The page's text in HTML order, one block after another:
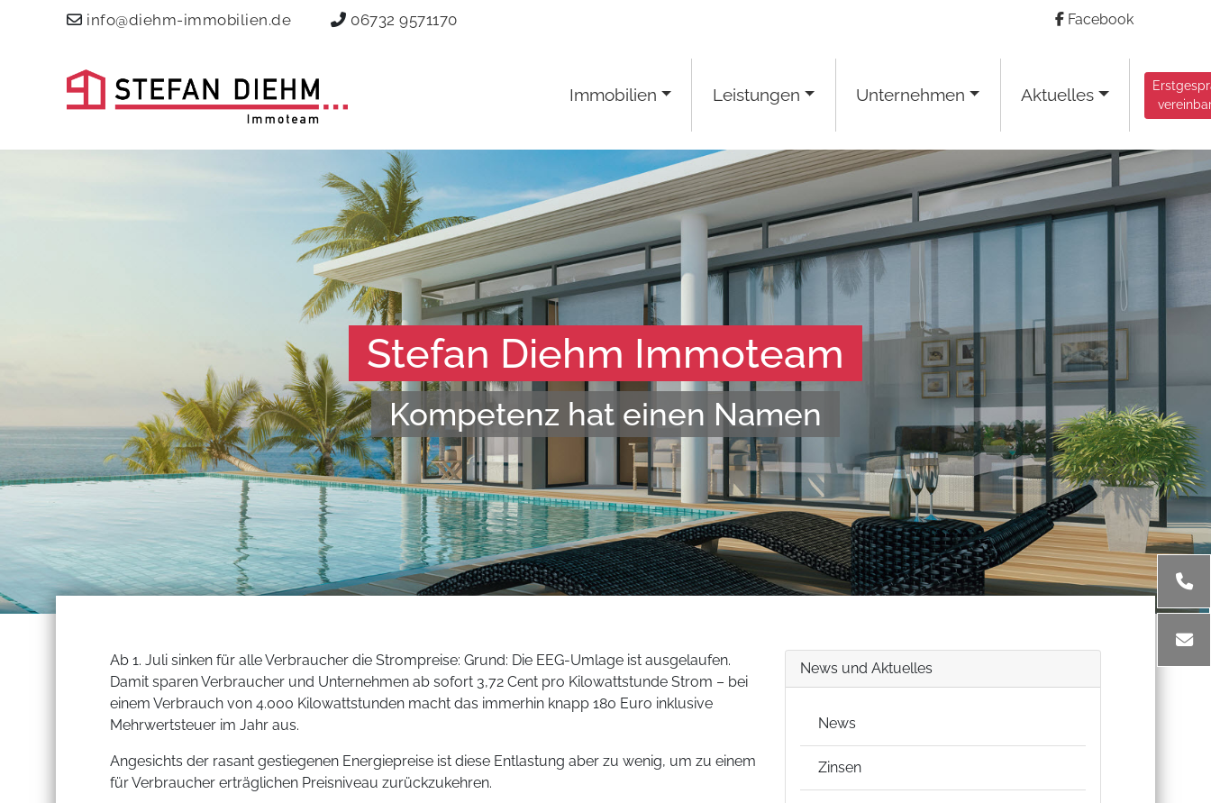
info@diehm-immobilien.de 06732 9571170 Facebook
Immobilien Leistungen Unternehmen Aktuelles
Stefan Diehm Immoteam
Kompetenz hat einen Namen
Ab 1. Juli sinken für alle Verbraucher die Strompreise: Grund: Die EEG-Umlage ist ausgelaufen.
Damit sparen Verbraucher und Unternehmen ab sofort 3,72 Cent pro Kilowattstunde Strom – bei
einem Verbrauch von 4.000 Kilowattstunden macht das immerhin knapp 180 Euro inklusive
Mehrwertsteuer im Jahr aus.
Angesichts der rasant gestiegenen Energiepreise ist diese Entlastung aber zu wenig, um zu einem
für Verbraucher erträglichen Preisniveau zurückzukehren.
News und Aktuelles
News
Zinsen